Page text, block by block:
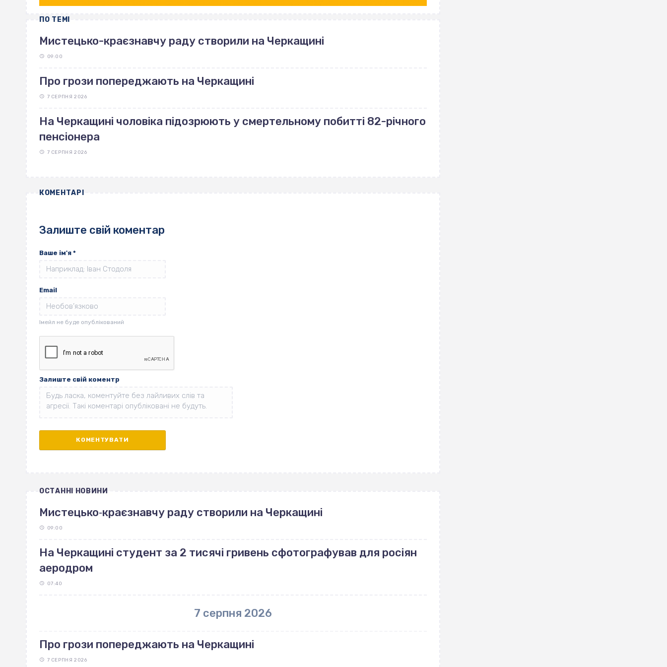
ПО ТЕМІ
Мистецько-краєзнавчу раду створили на Черкащині
09:00
Про грози попереджають на Черкащині
7 СЕРПНЯ 2026
На Черкащині чоловіка підозрюють у смертельному побитті 82-річного
пенсіонера
7 СЕРПНЯ 2026
КОМЕНТАРІ
Залиште свій коментар
Ваше ім'я *
Email
Залиште свій коментр
ОСТАННІ НОВИНИ
Мистецько‐краєзнавчу раду створили на Черкащині
09:00
На Черкащині студент за 2 тисячі гривень сфотографував для росіян
аеродром
07:40
7 серпня 2026
Про грози попереджають на Черкащині
7 СЕРПНЯ 2026